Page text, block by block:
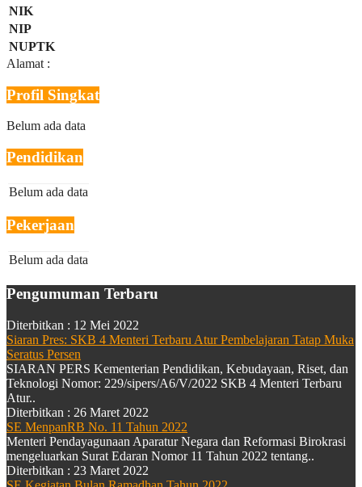
NIK
NIP
NUPTK
Alamat :
Profil Singkat
Belum ada data
Pendidikan
Belum ada data
Pekerjaan
Belum ada data
Pengumuman Terbaru
Diterbitkan : 12 Mei 2022
Siaran Pres: SKB 4 Menteri Terbaru Atur Pembelajaran Tatap Muka
Seratus Persen
SIARAN PERS Kementerian Pendidikan, Kebudayaan, Riset, dan
Teknologi Nomor: 229/sipers/A6/V/2022 SKB 4 Menteri Terbaru
Atur..
Diterbitkan : 26 Maret 2022
SE MenpanRB No. 11 Tahun 2022
Menteri Pendayagunaan Aparatur Negara dan Reformasi Birokrasi
mengeluarkan Surat Edaran Nomor 11 Tahun 2022 tentang..
Diterbitkan : 23 Maret 2022